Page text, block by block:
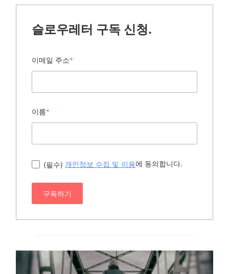
슬로우레터 구독 신청.
이메일 주소*
이름*
(필수) 개인정보 수집 및 이용에 동의합니다.
구독하기